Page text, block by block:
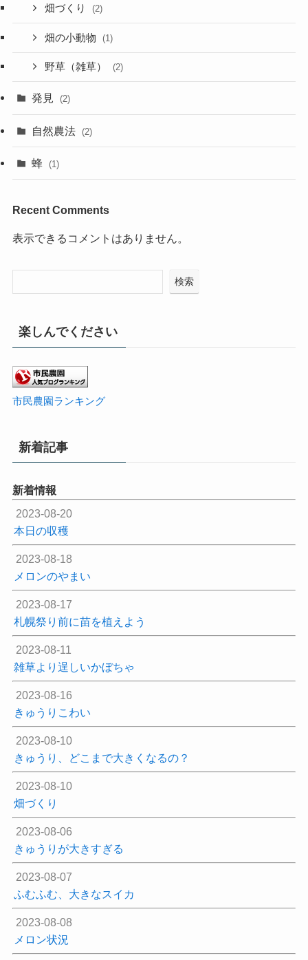
畑づくり (2)
畑の小動物 (1)
野草（雑草） (2)
発見 (2)
自然農法 (2)
蜂 (1)
Recent Comments
表示できるコメントはありません。
検索
楽しんでください
市民農園ランキング
新着記事
新着情報
2023-08-20
本日の収穫
2023-08-18
メロンのやまい
2023-08-17
札幌祭り前に苗を植えよう
2023-08-11
雑草より逞しいかぼちゃ
2023-08-16
きゅうりこわい
2023-08-10
きゅうり、どこまで大きくなるの？
2023-08-10
畑づくり
2023-08-06
きゅうりが大きすぎる
2023-08-07
ふむふむ、大きなスイカ
2023-08-08
メロン状況